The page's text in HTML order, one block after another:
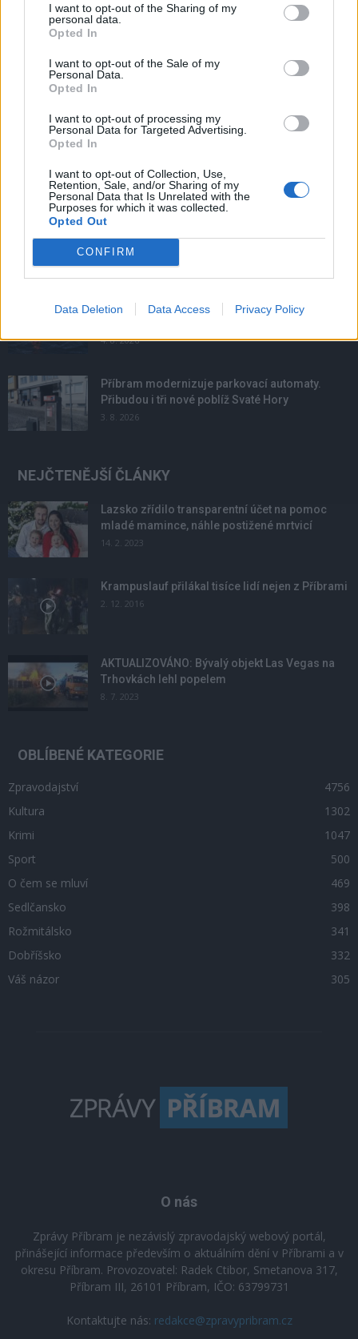
I want to opt-out of the Sharing of my
personal data.
Opted In
I want to opt-out of the Sale of my
Personal Data.
Opted In
I want to opt-out of processing my
Personal Data for Targeted Advertising.
Opted In
I want to opt-out of Collection, Use,
Retention, Sale, and/or Sharing of my
Personal Data that Is Unrelated with the
Purposes for which it was collected.
Opted Out
CONFIRM
Data Deletion Data Access Privacy Policy
NOVINKY
6. 8. 2026
Většina koupališť na Příbramsku nabízí výborné
4. 8. 2026
Příbram modernizuje parkovací automaty.
Přibudou i tři nové poblíž Svaté Hory
3. 8. 2026
NEJČTENĚJŠÍ ČLÁNKY
Lazsko zřídilo transparentní účet na pomoc
mladé mamince, náhle postižené mrtvicí
14. 2. 2023
Krampuslauf přilákal tisíce lidí nejen z Příbrami
2. 12. 2016
AKTUALIZOVÁNO: Bývalý objekt Las Vegas na
Trhovkách lehl popelem
8. 7. 2023
OBLÍBENÉ KATEGORIE
Zpravodajství
4756
Kultura
1302
Krimi
1047
Sport
500
O čem se mluví
469
Sedlčansko
398
Rožmitálsko
341
Dobříšsko
332
Váš názor
305
O nás
Zprávy Příbram je nezávislý zpravodajský webový portál,
přinášející informace především o aktuálním dění v Příbrami a v
okresu Příbram. Provozovatel: Radek Ctibor, Smetanova 317,
Příbram III, 26101 Příbram, IČO: 63799731
Kontaktujte nás: redakce@zpravypribram.cz